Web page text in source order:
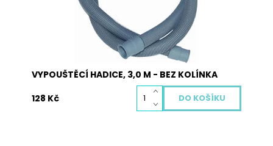
VYPOUŠTĚCÍ HADICE, 3,0 M - BEZ KOLÍNKA
128 Kč